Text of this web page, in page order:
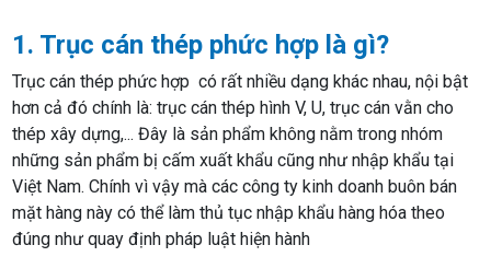
1. Trục cán thép phức hợp là gì?
Trục cán thép phức hợp có rất nhiều dạng khác nhau, nội bật
hơn cả đó chính là: trục cán thép hình V, U, trục cán vằn cho
thép xây dựng,... Đây là sản phẩm không nằm trong nhóm
những sản phẩm bị cấm xuất khẩu cũng như nhập khẩu tại
Việt Nam. Chính vì vậy mà các công ty kinh doanh buôn bán
mặt hàng này có thể làm thủ tục nhập khẩu hàng hóa theo
đúng như quay định pháp luật hiện hành